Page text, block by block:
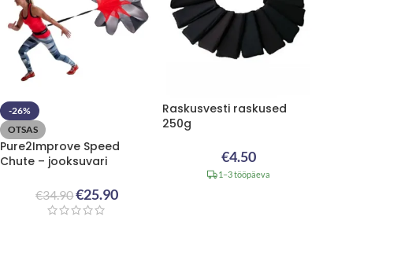
-26%
OTSAS
Pure2Improve Speed
Chute – jooksuvari
€34.90€25.90
Raskusvesti raskused
250g
€4.50
1–3 tööpäeva